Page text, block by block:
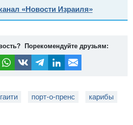
«Новости Израиля»
Порекомендуйте друзьям:
гаити порт-о-пренс
карибы